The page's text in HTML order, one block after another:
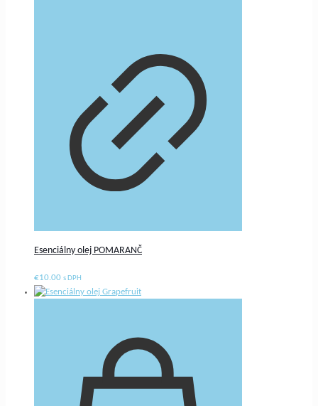
Esenciálny olej POMARANČ
€10.00 s DPH